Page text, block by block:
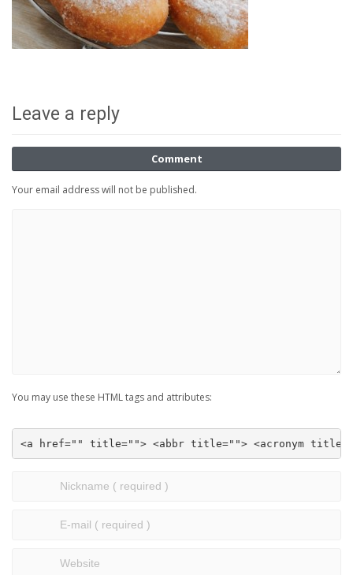
Leave a reply
Comment
Your email address will not be published.
You may use these HTML tags and attributes:
<a href="" title=""> <abbr title=""> <acronym